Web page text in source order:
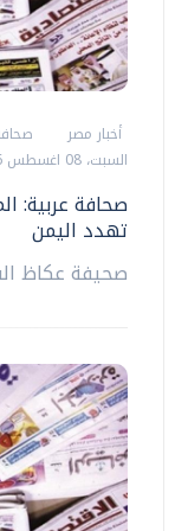
أخبار مصر
السبت، 08 اغسطس 2026 06:34 ص
صحافة عربية:
تهدد اليمن
صحيفة عكاظ